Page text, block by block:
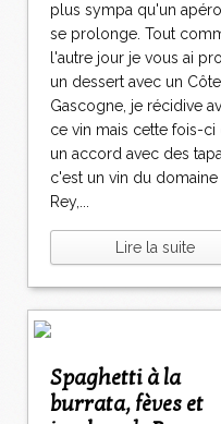
plus sympa qu'un
se prolonge. Tout
l'autre jour je vous ai
un dessert avec un
Gascogne, je récidive
ce vin mais cette fois-ci
un accord avec des
c'est un vin du
Rey,...
Lire la suite
Spaghetti à la
burrata, fèves et